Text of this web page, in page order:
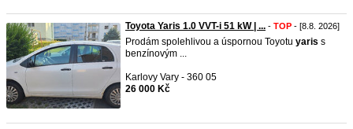
Toyota Yaris 1.0 VVT-i 51 kW | ... - TOP - [8.8. 2026]
Prodám spolehlivou a úspornou Toyotu yaris s
benzínovým ...
Karlovy Vary - 360 05
26 000 Kč